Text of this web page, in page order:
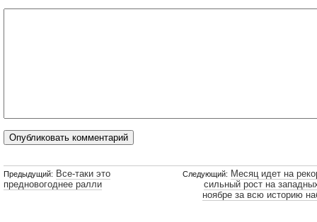
Предыдущий: Все-таки это
предновогоднее ралли
Следующий: Месяц идет на
сильный рост на
ноябре за всю историю